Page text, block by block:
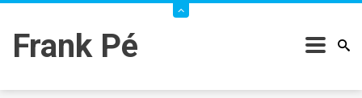
Frank Pé